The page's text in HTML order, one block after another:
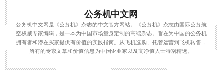
公务机中文网
公务机中文网是《公务机》杂志的中文官方网站。《公务机》杂志由国际公务航
空权威专家编辑，是一本为中国市场量身定制的高端杂志。旨在为中国的公务机
拥有者和潜在买家提供有价值的实践指南。从飞机选购、托管运营到飞机转售，
所有的专家文章和价值信息为中国企业家以及高净值人士特别精选。